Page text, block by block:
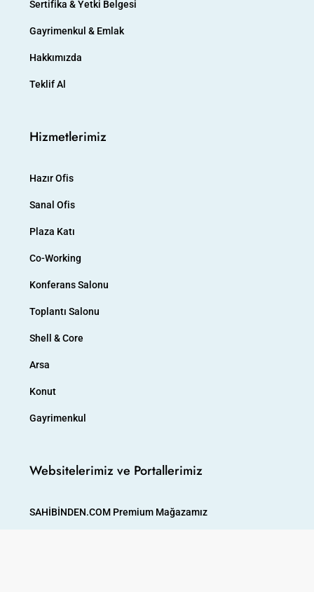
Sertifika & Yetki Belgesi
Gayrimenkul & Emlak
Hakkımızda
Teklif Al
Hizmetlerimiz
Hazır Ofis
Sanal Ofis
Plaza Katı
Co-Working
Konferans Salonu
Toplantı Salonu
Shell & Core
Arsa
Konut
Gayrimenkul
Websitelerimiz ve Portallerimiz
SAHİBİNDEN.COM Premium Mağazamız